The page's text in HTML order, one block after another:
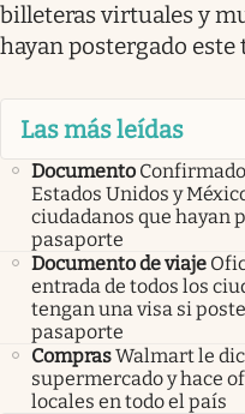
billeteras virtuales y
hayan postergado
Las más leídas
Documento
Estados Unidos y
ciudadanos que hayan
pasaporte
Documento de viaje
entrada de todos los
tengan una visa si
pasaporte
ComprasWalmart le
supermercado y hace
locales en todo el país